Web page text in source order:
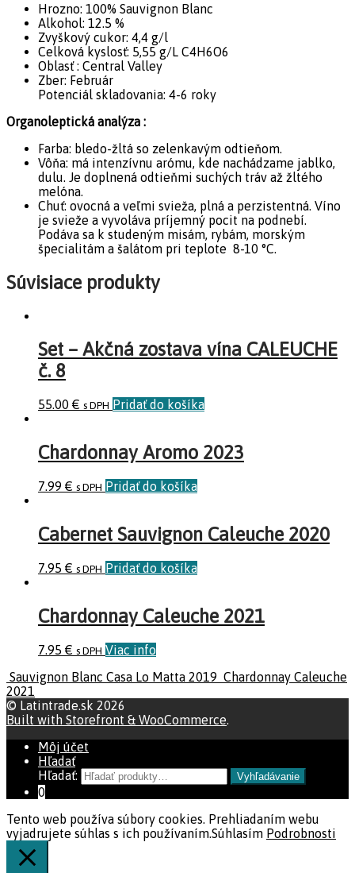
Hrozno: 100% Sauvignon Blanc
Alkohol: 12.5 %
Zvyškový cukor: 4,4 g/l
Celková kyslosť: 5,55 g/L C4H6O6
Oblasť : Central Valley
Zber: Február
Potenciál skladovania: 4-6 roky
Organoleptická analýza :
Farba: bledo-žltá so zelenkavým odtieňom.
Vôňa: má intenzívnu arómu, kde nachádzame jablko,
dulu. Je doplnená odtieňmi suchých tráv až žltého
melóna.
Chuť: ovocná a veľmi svieža, plná a perzistentná. Víno
je svieže a vyvoláva príjemný pocit na podnebí.
Podáva sa k studeným misám, rybám, morským
špecialitám a šalátom pri teplote 8-10 °C.
Súvisiace produkty
Set – Akčná zostava vína CALEUCHE
č. 8
55.00 € s DPH Pridať do košíka
Chardonnay Aromo 2023
7.99 € s DPH Pridať do košíka
Cabernet Sauvignon Caleuche 2020
7.95 € s DPH Pridať do košíka
Chardonnay Caleuche 2021
7.95 € s DPH Viac info
Sauvignon Blanc Casa Lo Matta 2019 Chardonnay Caleuche
2021
© Latintrade.sk 2026
Built with Storefront & WooCommerce.
Môj účet
Hľadať
Hľadať:
Vyhľadávanie
0
Tento web používa súbory cookies. Prehliadaním webu
vyjadrujete súhlas s ich používaním.Súhlasím Podrobnosti